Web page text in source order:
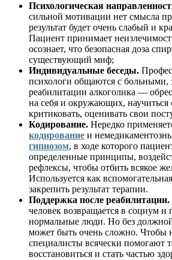
Психологическая
сильной мотивации нет смысла
результат будет очень слабый и
Пациент принимает
осознает, что безопасная доза
существующий миф;
Индивидуальные беседы.
психологи общаются с больными,
реабилитации алкоголика —
на себя и окружающих, научиться
критиковать, оценивать свои
Кодирование. Нередко
кодирование и
гипнозом, в ходе которого
определенные принципы,
рефлексы, чтобы отбить всякое
Используется как
закрепить результат терапии.
Поддержка после реабилитации.
человек возвращается в социум и
нормальные люди. Но без
может быть очень сложно. Чтобы
специалисты всячески помогают
восстановиться и стать частью